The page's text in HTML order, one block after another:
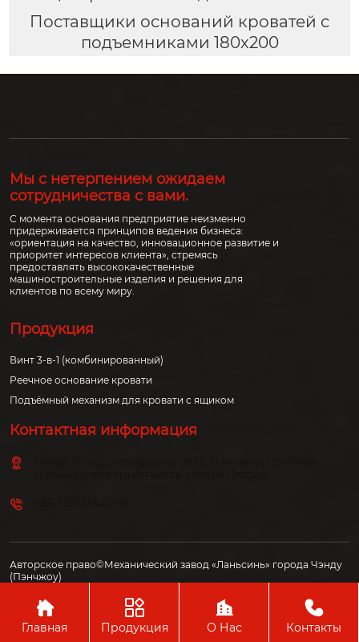
Поставщики оснований кроватей с
подъемниками 180х200
Мы с нетерпением ожидаем
сотрудничества с вами.
С момента основания предприятие неизменно
придерживается принципов ведения бизнеса:
«ориентация на качество, инновационное развитие и
приоритет интересов клиента», стремясь
предоставлять высококачественные
машиностроительные изделия и решения для
клиентов по всему миру.
Продукция
Винт 3-в-1 (комбинированный)
Реечное основание кровати
Подъёмный механизм для кровати с ящиком
Контактная информация
Авторское право©Механический завод «Ланьсинь» города Чэнду
(Пэнчжоу)

Главная

Продукция

О Нас

Контакты